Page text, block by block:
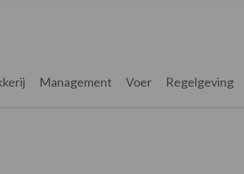
Management Voer Regelgeving